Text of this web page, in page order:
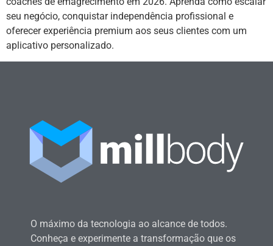
seu negócio, conquistar independência profissional e
oferecer experiência premium aos seus clientes com um
aplicativo personalizado.
O máximo da tecnologia ao alcance de todos.
Conheça e experimente a transformação que os